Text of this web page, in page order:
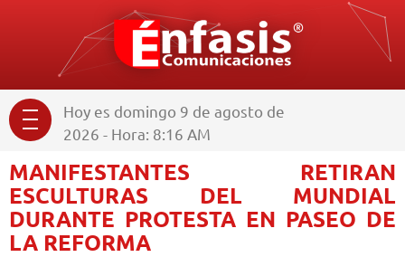
Hoy es domingo 9 de agosto de
2026 - Hora: 8:16 AM
MANIFESTANTES RETIRAN
ESCULTURAS DEL MUNDIAL
DURANTE PROTESTA EN PASEO DE
LA REFORMA